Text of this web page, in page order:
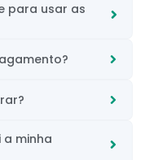
para usar as
minha